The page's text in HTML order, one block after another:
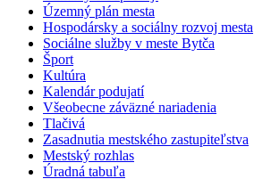
Územný plán mesta
Hospodársky a sociálny rozvoj mesta
Sociálne služby v meste Bytča
Šport
Kultúra
Kalendár podujatí
Všeobecne záväzné nariadenia
Tlačivá
Zasadnutia mestského zastupiteľstva
Mestský rozhlas
Úradná tabuľa